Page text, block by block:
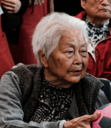
Thư Tín
Mixed
SGK
Vocabularies
Thành tích